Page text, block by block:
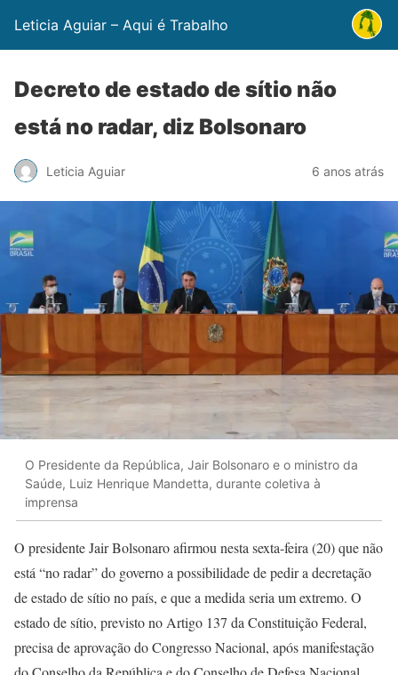
Leticia Aguiar – Aqui é Trabalho
Decreto de estado de sítio não
está no radar, diz Bolsonaro
Leticia Aguiar 6 anos atrás
O Presidente da República, Jair Bolsonaro e o ministro da
Saúde, Luiz Henrique Mandetta, durante coletiva à
imprensa
O presidente Jair Bolsonaro afirmou nesta sexta-feira (20) que não
está “no radar” do governo a possibilidade de pedir a decretação
de estado de sítio no país, e que a medida seria um extremo. O
estado de sítio, previsto no Artigo 137 da Constituição Federal,
precisa de aprovação do Congresso Nacional, após manifestação